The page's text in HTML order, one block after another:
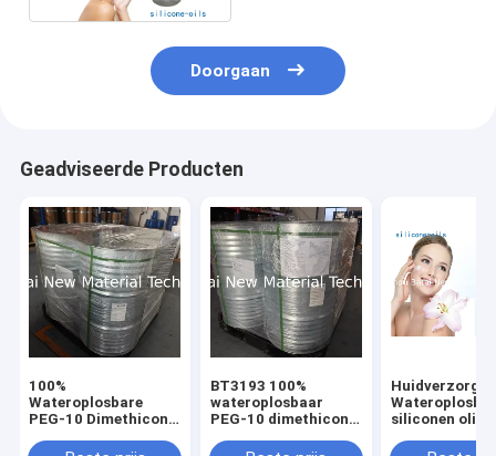
Doorgaan
Geadviseerde Producten
100%
Wateroplosbare
PEG-10 Dimethicone
Lichtgewicht
BT3193 100%
wateroplosbaar
PEG-10 dimethicon
voor verbeterde
siliconen olie